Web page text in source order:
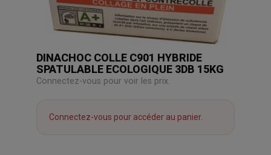
DINACHOC COLLE C901 HYBRIDE
SPATULABLE ECOLOGIQUE 3DB 15KG
Connectez-vous pour voir les prix.
Connectez-vous pour accéder au panier.